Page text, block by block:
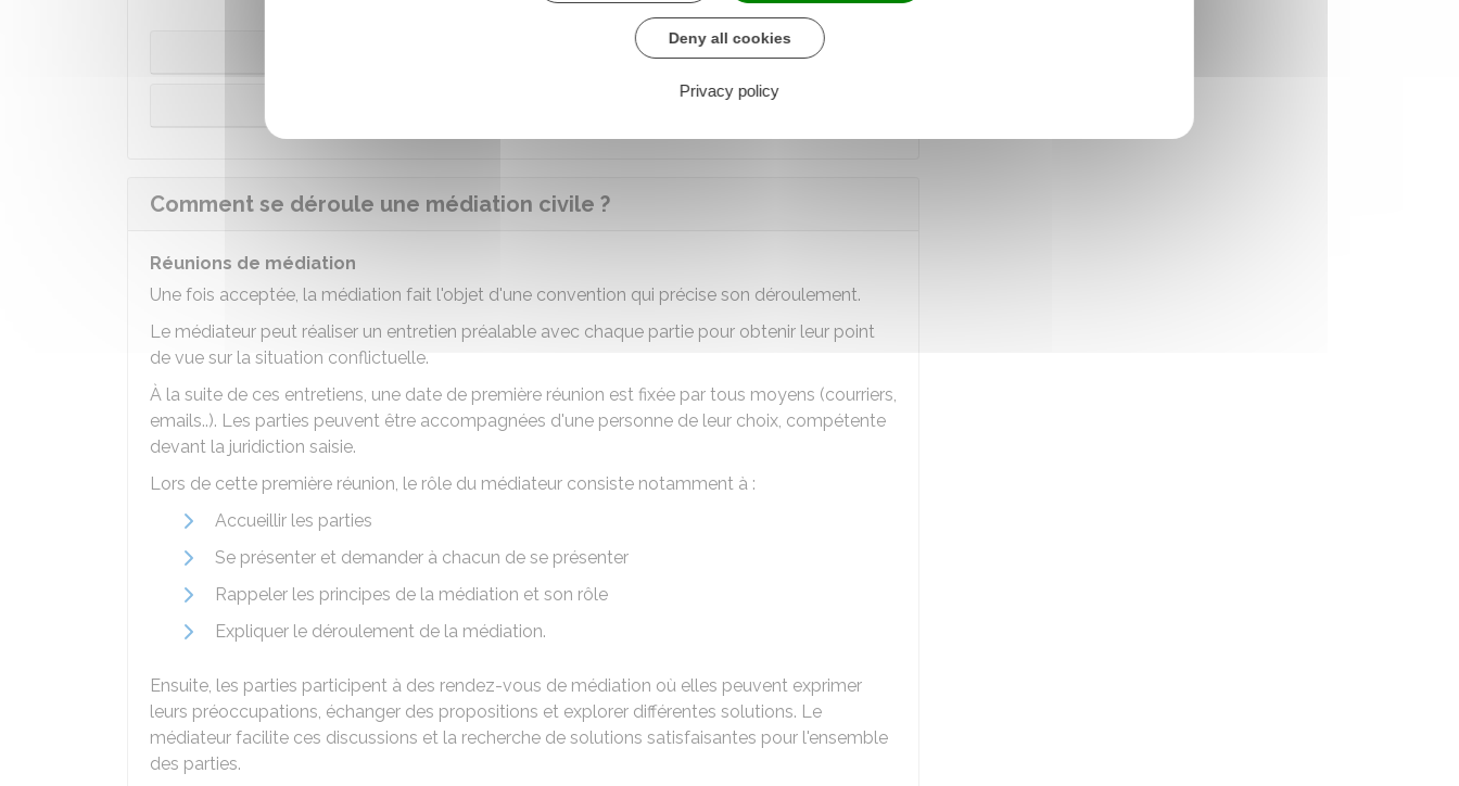
Saisine du médiateur civil par les parties
Comment se déroule une médiation civile ?
Réunions de médiation
Une fois acceptée, la médiation fait l'objet d'une convention qui précise son déroulement.
Le médiateur peut réaliser un entretien préalable avec chaque partie pour obtenir leur point
de vue sur la situation conflictuelle.
À la suite de ces entretiens, une date de première réunion est fixée par tous moyens (courriers,
emails..). Les parties peuvent être accompagnées d'une personne de leur choix, compétente
devant la juridiction saisie.
Lors de cette première réunion, le rôle du médiateur consiste notamment à :
Accueillir les parties
Se présenter et demander à chacun de se présenter
Rappeler les principes de la médiation et son rôle
Expliquer le déroulement de la médiation.
Ensuite, les parties participent à des rendez-vous de médiation où elles peuvent exprimer
leurs préoccupations, échanger des propositions et explorer différentes solutions. Le
médiateur facilite ces discussions et la recherche de solutions satisfaisantes pour l'ensemble
des parties.
Deny all cookies
Privacy policy